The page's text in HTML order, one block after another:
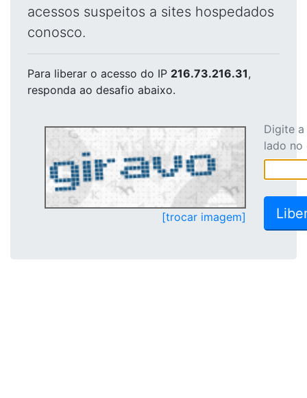
acessos suspeitos a sites hospedados
conosco.
Para liberar o acesso do IP 216.73.216.31,
responda ao desafio abaixo.
[trocar imagem]
Digite
lado no